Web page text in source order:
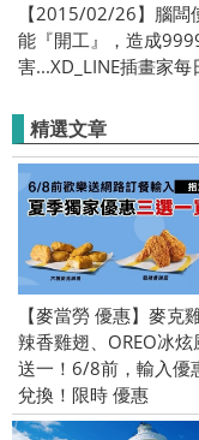
【2015/02/26】腦闆
能『開工』，造成
害...XD_LINE插畫家每
精選文章
【麥當勞 優惠】麥克
辣香雞翅、OREO冰炫
送一！6/8前，輸入優
兌換！限時 優惠